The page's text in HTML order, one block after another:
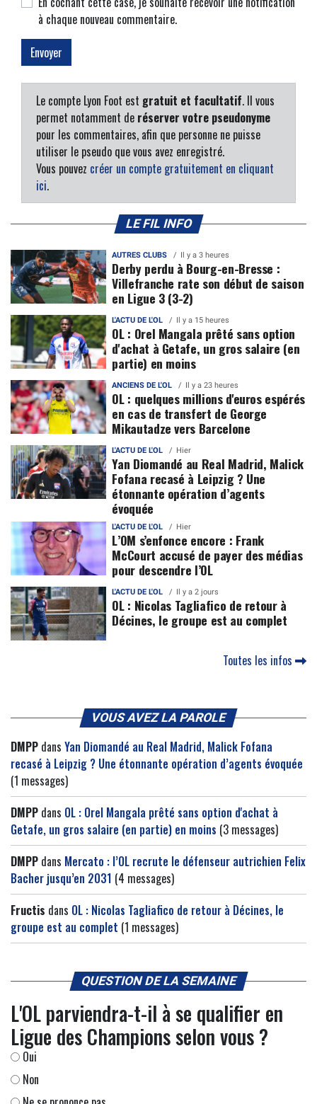
à chaque nouveau commentaire.
Le compte Lyon Foot est gratuit et facultatif. Il vous
permet notamment de réserver votre pseudonyme
pour les commentaires, afin que personne ne puisse
utiliser le pseudo que vous avez enregistré.
Vous pouvez créer un compte gratuitement en cliquant
ici.
LE FIL INFO
AUTRES CLUBS Il y a 3 heures
Derby perdu à Bourg-en-Bresse :
Villefranche rate son début de saison
en Ligue 3 (3-2)
L'ACTU DE L'OL Il y a 15 heures
OL : Orel Mangala prêté sans option
d'achat à Getafe, un gros salaire (en
partie) en moins
ANCIENS DE L'OL Il y a 23 heures
OL : quelques millions d'euros espérés
en cas de transfert de George
Mikautadze vers Barcelone
L'ACTU DE L'OL Hier
Yan Diomandé au Real Madrid, Malick
Fofana recasé à Leipzig ? Une
étonnante opération d’agents
évoquée
L'ACTU DE L'OL Hier
L’OM s’enfonce encore : Frank
McCourt accusé de payer des médias
pour descendre l’OL
L'ACTU DE L'OL Il y a 2 jours
OL : Nicolas Tagliafico de retour à
Décines, le groupe est au complet
Toutes les infos
VOUS AVEZ LA PAROLE
DMPP dans Yan Diomandé au Real Madrid, Malick Fofana
recasé à Leipzig ? Une étonnante opération d’agents évoquée
(1 messages)
DMPP dans OL : Orel Mangala prêté sans option d'achat à
Getafe, un gros salaire (en partie) en moins (3 messages)
DMPP dans Mercato : l’OL recrute le défenseur autrichien Felix
Bacher jusqu’en 2031 (4 messages)
Fructis dans OL : Nicolas Tagliafico de retour à Décines, le
groupe est au complet (1 messages)
QUESTION DE LA SEMAINE
L'OL parviendra-t-il à se qualifier en
Ligue des Champions selon vous ?
Oui
Non